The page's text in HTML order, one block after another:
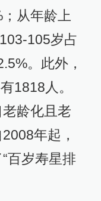
从年龄上
105岁占
。此外，
1818人。
老龄化且老
年起，
百岁寿星排